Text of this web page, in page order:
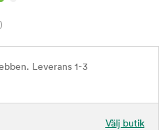
Leverans 1-3
Välj butik